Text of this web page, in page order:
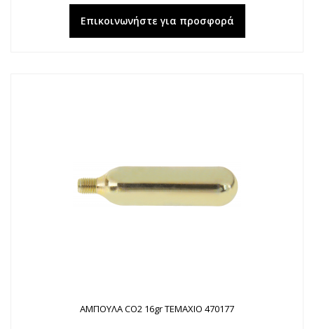
Επικοινωνήστε για προσφορά
ΑΜΠΟΥΛΑ CO2 16gr ΤΕΜΑΧΙΟ 470177